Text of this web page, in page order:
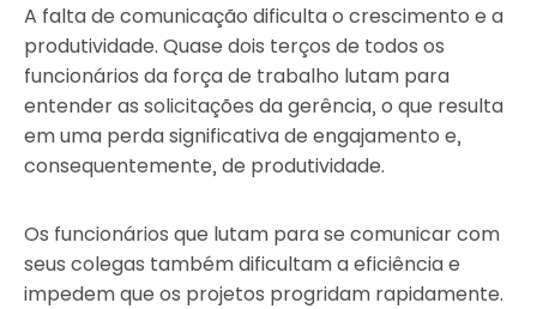
A falta de comunicação dificulta o crescimento e a
produtividade. Quase dois terços de todos os
funcionários da força de trabalho lutam para
entender as solicitações da gerência, o que resulta
em uma perda significativa de engajamento e,
consequentemente, de produtividade.
Os funcionários que lutam para se comunicar com
seus colegas também dificultam a eficiência e
impedem que os projetos progridam rapidamente.